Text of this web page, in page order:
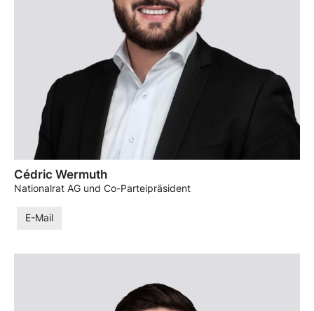
Cédric Wermuth
Nationalrat AG und Co-Parteipräsident
E-Mail